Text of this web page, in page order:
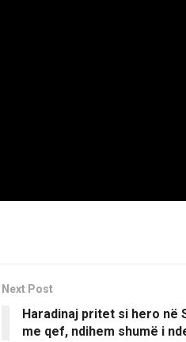
Next Post
Haradinaj pritet si hero në
me qef, ndihem shumë i